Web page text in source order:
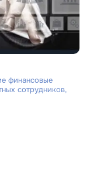
финансовые
сотрудников,